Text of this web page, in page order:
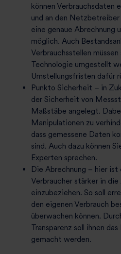
können Verbrauchsdaten
und an den
eine genaue Abrechnung
möglich. Auch
Verbrauchsstellen
Technologie umgestellt
Umstellungsfristen dafür
Punkto Sicherheit – in
der Sicherheit von
Maßstäbe angelegt.
Manipulationen zu
dass gemessene Daten
sind. Auch dazu können
Experten sprechen.
Die Abrechnung – hier ist
Verbraucher stärker in
einzubeziehen. So soll
den eigenen Verbrauch
überwachen können.
Transparenz soll ihnen
gemacht werden.